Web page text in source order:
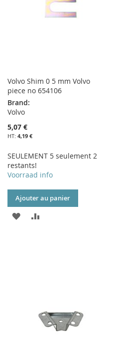
Volvo Shim 0 5 mm Volvo
piece no 654106
Brand:
Volvo
5,07 €
4,19 €
SEULEMENT 5 seulement 2
restants!
Voorraad info
Ajouter au panier
AJOUTER